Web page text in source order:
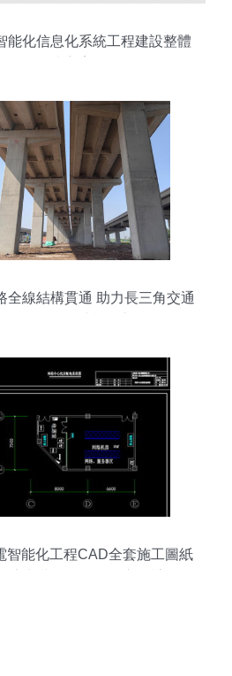
能化信息化系統工程建設整體
全線結構貫通 助力長三角交通
智能化工程CAD全套施工圖紙